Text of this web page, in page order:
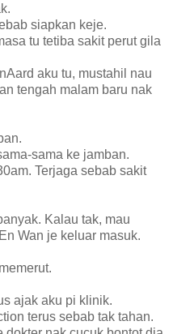
siapkan keje.
tu tetiba sakit perut gila
aku tu, mustahil nau
tengah malam baru nak
sama ke jamban.
Terjaga sebab sakit
Kalau tak, mau
Wan je keluar masuk.
ajak aku pi klinik.
terus sebab tak tahan.